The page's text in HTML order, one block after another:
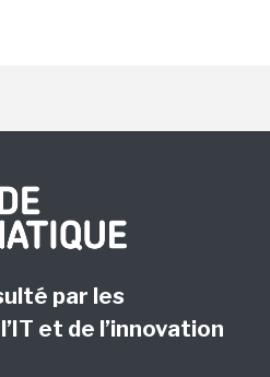
par les
et de l’innovation